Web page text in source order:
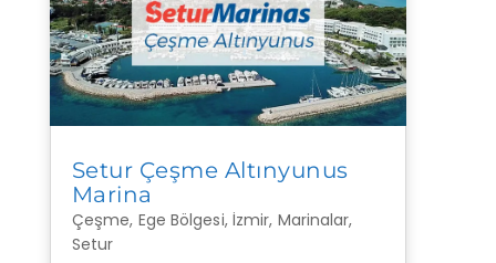
Setur Çeşme Altınyunus
Marina
Çeşme, Ege Bölgesi, İzmir, Marinalar,
Setur